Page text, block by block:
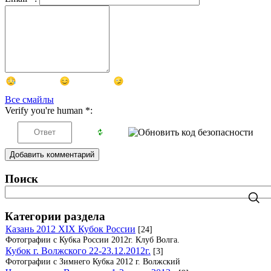
Все смайлы
Verify you're human *:
Добавить комментарий
Поиск
Категории раздела
Казань 2012 XIX Кубок России [24]
Фотографии с Кубка России 2012г. Клуб Волга.
Кубок г. Волжского 22-23.12.2012г. [3]
Фотографии с Зимнего Кубка 2012 г. Волжский